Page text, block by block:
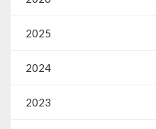
2025
2024
2023